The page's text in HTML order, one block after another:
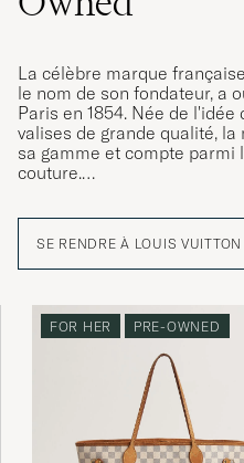
La célèbre marque
le nom de son fondateur, a
Paris en 1854. Née de
valises de grande qualité,
sa gamme et compte parmi
couture.
Au fil des ans, Louis Vuitton
emblématiques qui sont
générations, dont le sac de
"Keepall" est disponible
emblématique,
SE RENDRE À LOUIS
FOR HER PRE-OWNED